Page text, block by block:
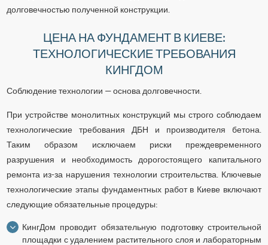
долговечностью полученной конструкции.
ЦЕНА НА ФУНДАМЕНТ В КИЕВЕ:
ТЕХНОЛОГИЧЕСКИЕ ТРЕБОВАНИЯ
КИНГДОМ
Соблюдение технологии — основа долговечности.
При устройстве монолитных конструкций мы строго соблюдаем
технологические требования ДБН и производителя бетона.
Таким образом исключаем риски преждевременного
разрушения и необходимость дорогостоящего капитального
ремонта из-за нарушения технологии строительства. Ключевые
технологические этапы фундаментных работ в Киеве включают
следующие обязательные процедуры:
КингДом проводит обязательную подготовку строительной
площадки с удалением растительного слоя и лабораторным